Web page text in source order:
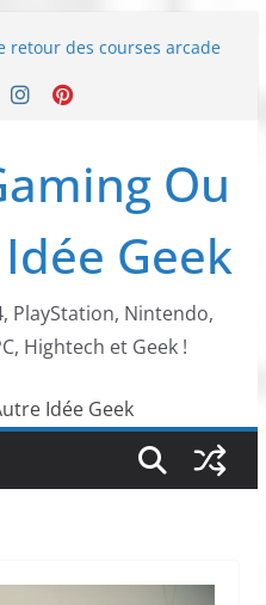
retour des courses arcade
accessoires Turtle Beach X
un succès dingue !
de l’arcade est de
Ou
Geek
PlayStation, Nintendo,
Hightech et Geek !